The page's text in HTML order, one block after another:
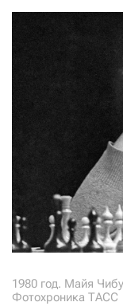
1980 год. Майя
Фотохроника ТАСС
Нажимая кнопку
условия
Если у вас есть
+7 (929) 612-03-68